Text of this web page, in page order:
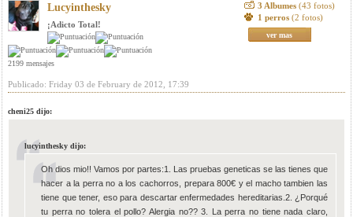
Lucyinthesky
¡Adicto Total!
2199 mensajes
3 Albumes (43 fotos)
1 perros (2 fotos)
ver mas
Publicado: Friday 03 de February de 2012, 17:39
cheni25 dijo:
lucyinthesky dijo:
Oh dios mio!! Vamos por partes:1. Las pruebas geneticas se las tienes que
hacer a la perra no a los cachorros, prepara 800€ y el macho tambien las
tiene que tener, eso para descartar enfermedades hereditarias.2. ¿Porqué
tu perra no tolera el pollo? Alergia no?? 3. La perra no tiene nada claro,